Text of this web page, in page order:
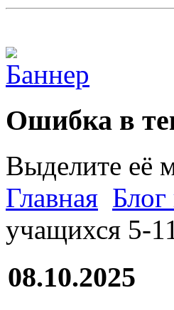
Ошибка в
Выделите её
Главная Блог
учащихся 5-
08.10.2025